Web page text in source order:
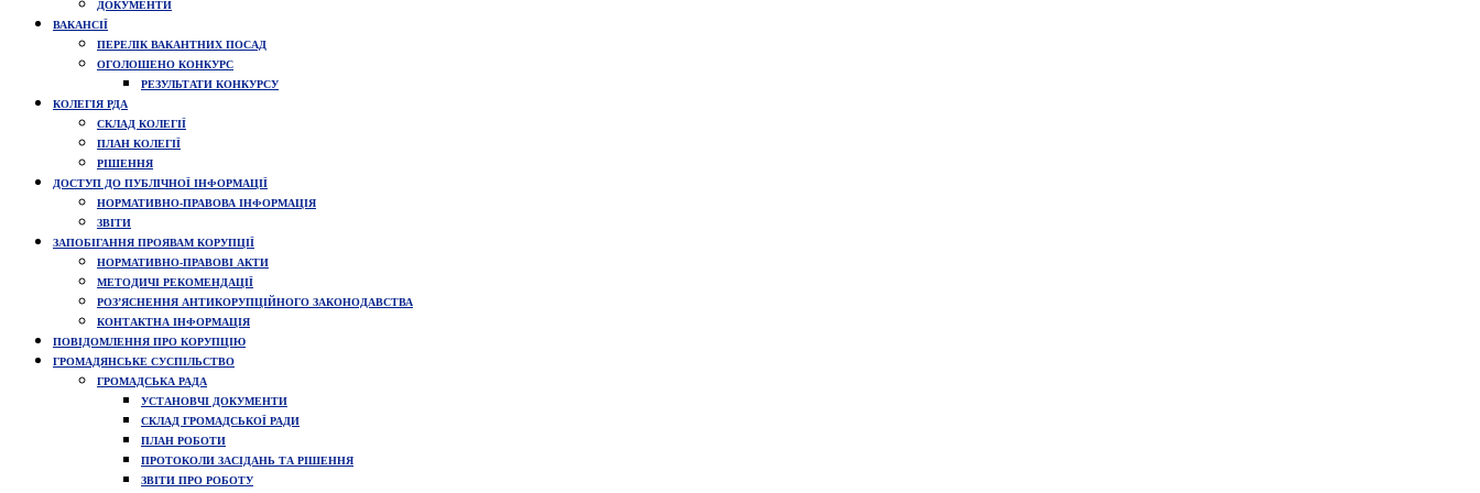
ДОКУМЕНТИ
ВАКАНСІЇ
ПЕРЕЛІК ВАКАНТНИХ ПОСАД
ОГОЛОШЕНО КОНКУРС
РЕЗУЛЬТАТИ КОНКУРСУ
КОЛЕГІЯ РДА
СКЛАД КОЛЕГІЇ
ПЛАН КОЛЕГІЇ
РІШЕННЯ
ДОСТУП ДО ПУБЛІЧНОЇ ІНФОРМАЦІЇ
НОРМАТИВНО-ПРАВОВА ІНФОРМАЦІЯ
ЗВІТИ
ЗАПОБІГАННЯ ПРОЯВАМ КОРУПЦІЇ
НОРМАТИВНО-ПРАВОВІ АКТИ
МЕТОДИЧІ РЕКОМЕНДАЦІЇ
РОЗ’ЯСНЕННЯ АНТИКОРУПЦІЙНОГО ЗАКОНОДАВСТВА
КОНТАКТНА ІНФОРМАЦІЯ
ПОВІДОМЛЕННЯ ПРО КОРУПЦІЮ
ГРОМАДЯНСЬКЕ СУСПІЛЬСТВО
ГРОМАДСЬКА РАДА
УСТАНОВЧІ ДОКУМЕНТИ
СКЛАД ГРОМАДСЬКОЇ РАДИ
ПЛАН РОБОТИ
ПРОТОКОЛИ ЗАСІДАНЬ ТА РІШЕННЯ
ЗВІТИ ПРО РОБОТУ